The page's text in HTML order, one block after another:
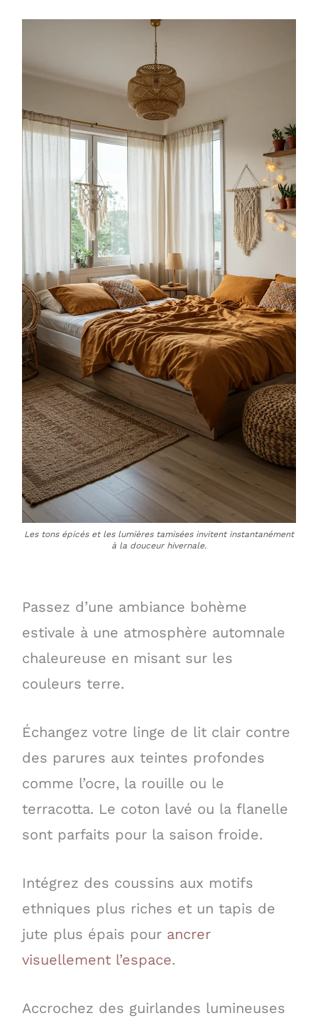
Les tons épicés et les lumières tamisées invitent instantanément
à la douceur hivernale.
Passez d’une ambiance bohème
estivale à une atmosphère automnale
chaleureuse en misant sur les
couleurs terre.
Échangez votre linge de lit clair contre
des parures aux teintes profondes
comme l’ocre, la rouille ou le
terracotta. Le coton lavé ou la flanelle
sont parfaits pour la saison froide.
Intégrez des coussins aux motifs
ethniques plus riches et un tapis de
jute plus épais pour ancrer
visuellement l’espace.
Accrochez des guirlandes lumineuses